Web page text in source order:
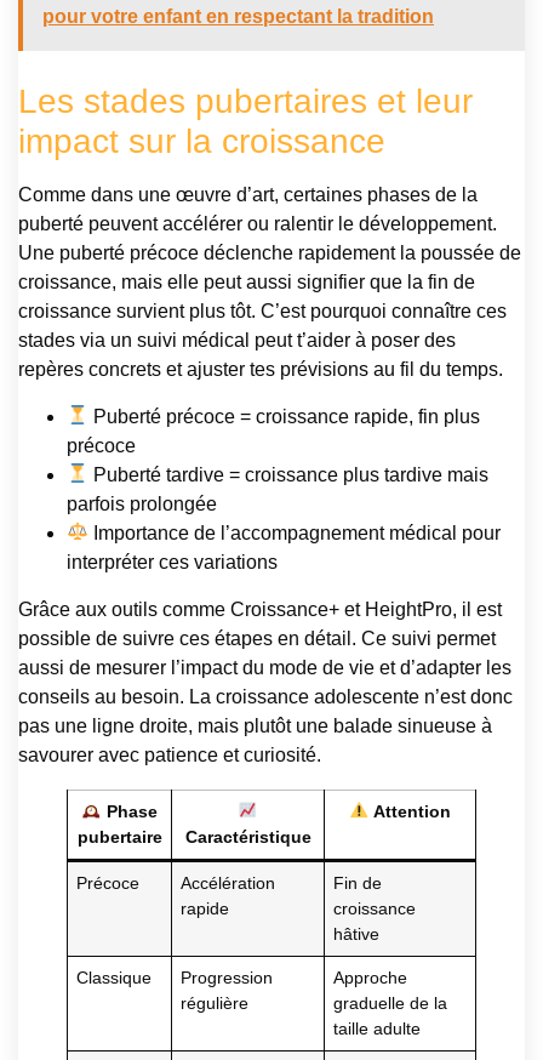
pour votre enfant en respectant la tradition
Les stades pubertaires et leur
impact sur la croissance
Comme dans une œuvre d’art, certaines phases de la
puberté peuvent accélérer ou ralentir le développement.
Une puberté précoce déclenche rapidement la poussée de
croissance, mais elle peut aussi signifier que la fin de
croissance survient plus tôt. C’est pourquoi connaître ces
stades via un suivi médical peut t’aider à poser des
repères concrets et ajuster tes prévisions au fil du temps.
Puberté précoce = croissance rapide, fin plus
précoce
Puberté tardive = croissance plus tardive mais
parfois prolongée
Importance de l’accompagnement médical pour
interpréter ces variations
Grâce aux outils comme Croissance+ et HeightPro, il est
possible de suivre ces étapes en détail. Ce suivi permet
aussi de mesurer l’impact du mode de vie et d’adapter les
conseils au besoin. La croissance adolescente n’est donc
pas une ligne droite, mais plutôt une balade sinueuse à
savourer avec patience et curiosité.
Phase
pubertaire
Caractéristique
Attention
Précoce
Accélération
rapide
Fin de
croissance
hâtive
Classique
Progression
régulière
Approche
graduelle de la
taille adulte